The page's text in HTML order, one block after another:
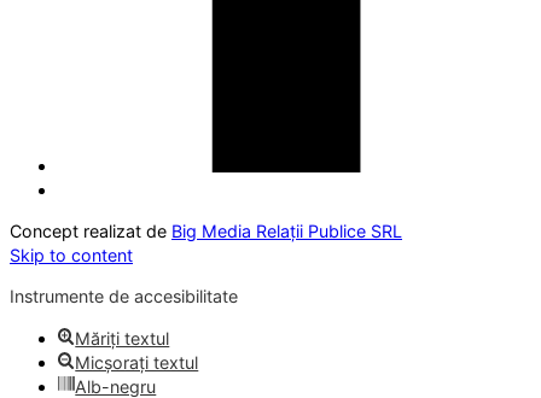
Concept realizat de Big Media Relații Publice SRL
Skip to content
Instrumente de accesibilitate
Măriți textul
Micșorați textul
Alb-negru